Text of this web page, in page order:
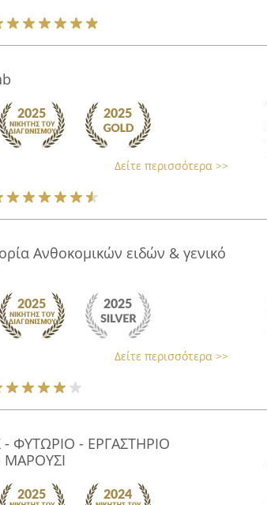
Δείτε περισσότερα >>
Ανθοκομικών ειδών & γενικό
Δείτε περισσότερα >>
- ΦΥΤΩΡΙΟ - ΕΡΓΑΣΤΗΡΙΟ